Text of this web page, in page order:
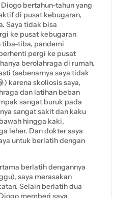
bertahun-tahun yang
di pusat kebugaran,
Saya tidak bisa
ke pusat kebugaran
tiba-tiba, pandemi
pergi ke pusat
berolahraga di rumah.
(sebenarnya saya tidak
karena skoliosis saya,
dan latihan beban
sangat buruk pada
sangat sakit dan kaku
hingga kaki,
leher. Dan dokter saya
untuk berlatih dengan
berlatih dengannya
saya merasakan
Selain berlatih dua